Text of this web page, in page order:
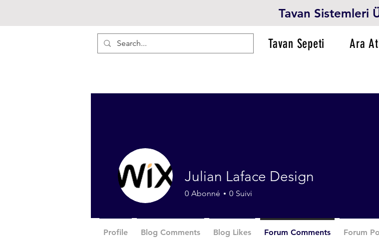
Tavan Sistemleri
Tavan Sepeti Ara
Julian Laface Design
0 Abonné 0 Suivi
Profile Blog Comments Blog Likes Forum Comments Forum